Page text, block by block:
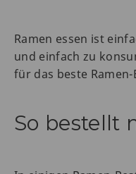
Ramen essen ist
und einfach zu
für das beste
So bestellt